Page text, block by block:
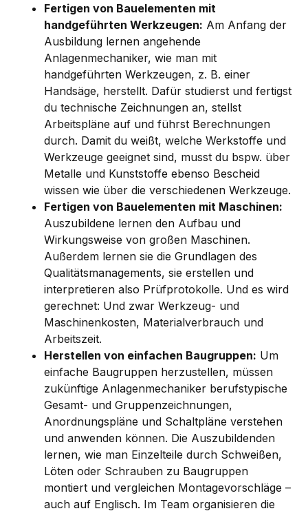
Fertigen von Bauelementen mit
handgeführten Werkzeugen: Am Anfang der
Ausbildung lernen angehende
Anlagenmechaniker, wie man mit
handgeführten Werkzeugen, z. B. einer
Handsäge, herstellt. Dafür studierst und fertigst
du technische Zeichnungen an, stellst
Arbeitspläne auf und führst Berechnungen
durch. Damit du weißt, welche Werkstoffe und
Werkzeuge geeignet sind, musst du bspw. über
Metalle und Kunststoffe ebenso Bescheid
wissen wie über die verschiedenen Werkzeuge.
Fertigen von Bauelementen mit Maschinen:
Auszubildene lernen den Aufbau und
Wirkungsweise von großen Maschinen.
Außerdem lernen sie die Grundlagen des
Qualitätsmanagements, sie erstellen und
interpretieren also Prüfprotokolle. Und es wird
gerechnet: Und zwar Werkzeug- und
Maschinenkosten, Materialverbrauch und
Arbeitszeit.
Herstellen von einfachen Baugruppen: Um
einfache Baugruppen herzustellen, müssen
zukünftige Anlagenmechaniker berufstypische
Gesamt- und Gruppenzeichnungen,
Anordnungspläne und Schaltpläne verstehen
und anwenden können. Die Auszubildenden
lernen, wie man Einzelteile durch Schweißen,
Löten oder Schrauben zu Baugruppen
montiert und vergleichen Montagevorschläge –
auch auf Englisch. Im Team organisieren die